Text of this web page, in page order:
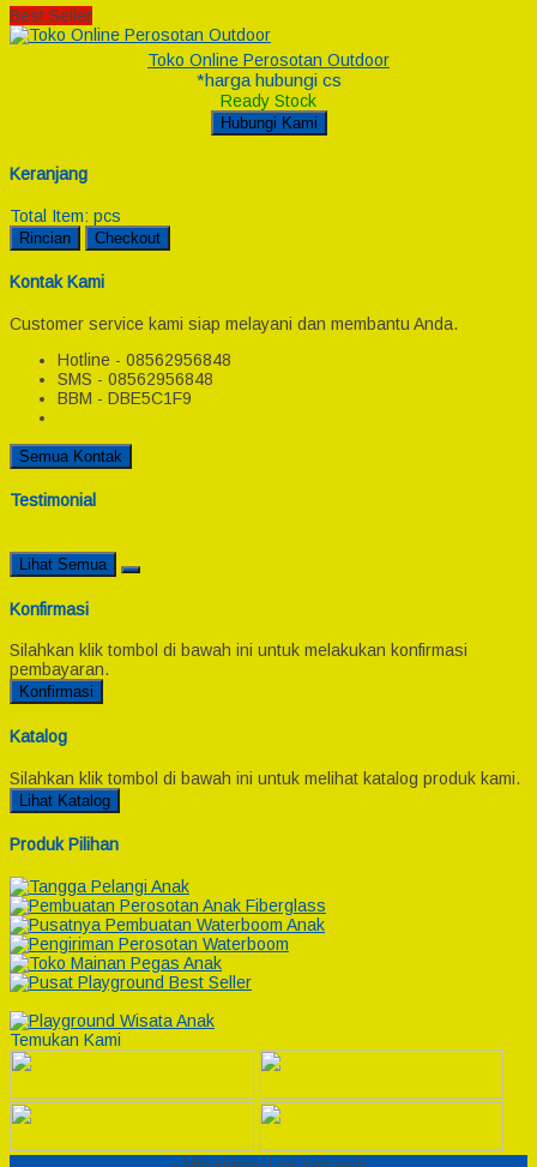
Best Seller
Toko Online Perosotan Outdoor
*harga hubungi cs
Ready Stock
Hubungi Kami
Keranjang
Total Item: pcs
Rincian Checkout
Kontak Kami
Customer service kami siap melayani dan membantu Anda.
Hotline - 08562956848
SMS - 08562956848
BBM - DBE5C1F9
Semua Kontak
Testimonial
Lihat Semua
Konfirmasi
Silahkan klik tombol di bawah ini untuk melakukan konfirmasi
pembayaran.
Konfirmasi
Katalog
Silahkan klik tombol di bawah ini untuk melihat katalog produk kami.
Lihat Katalog
Produk Pilihan
Temukan Kami